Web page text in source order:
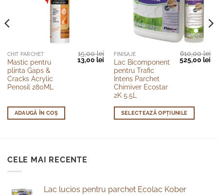
CHIT PARCHET
Mastic pentru
plinta Gaps &
Cracks Acrylic
Penosil 280ML
15,00lei
Prețul
inițial
13,00 lei Prețul
curent
este:
13,00 lei.
ADAUGĂ ÎN COȘ
FINISAJE
Lac Bicomponent
pentru Trafic
Intens Parchet
Chimiver Ecostar
2K 5.5L
610,00lei
Prețul
inițial
525,00 lei
SELECTEAZĂ OPȚIUNILE
Acest
produs
are
mai
multe
variații.
Opțiunile
CELE MAI RECENTE
Lac lucios pentru parchet Ecolac Kober